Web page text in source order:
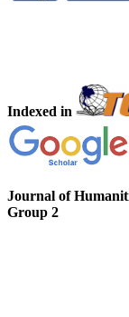
Indexed in
Journal of
Group 2